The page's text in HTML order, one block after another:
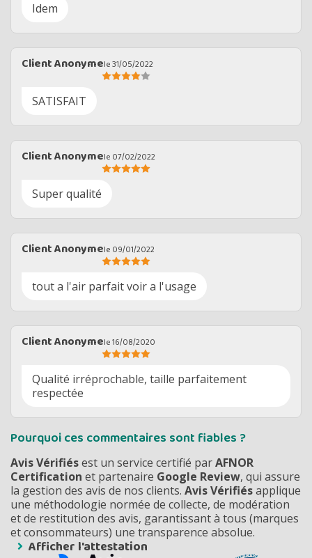
Idem
Client Anonymele 31/05/2022
SATISFAIT
Client Anonymele 07/02/2022
Super qualité
Client Anonymele 09/01/2022
tout a l'air parfait voir a l'usage
Client Anonymele 16/08/2020
Qualité irréprochable, taille parfaitement
respectée
Pourquoi ces commentaires sont fiables ?
Avis Vérifiésest un service certifié parAFNOR
Certification et partenaire Google Review, qui assure
la gestion des avis de nos clients. Avis Vérifiésapplique
une méthodologie normée de collecte, de modération
et de restitution des avis, garantissant à tous (marques
et consommateurs) une transparence absolue.
Afficher l'attestation